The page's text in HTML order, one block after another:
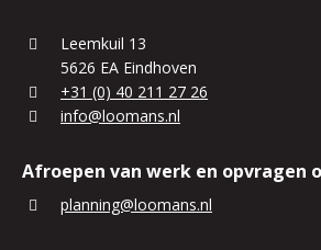
Leemkuil 13
5626 EA Eindhoven
+31 (0) 40 211 27 26
info@loomans.nl
Afroepen van werk en opvragen
planning@loomans.nl